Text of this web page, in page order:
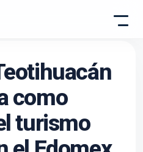
como
turismo